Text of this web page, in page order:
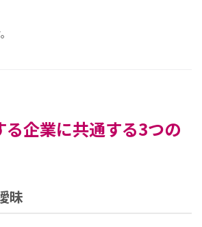
る企業に共通する3つの
昧